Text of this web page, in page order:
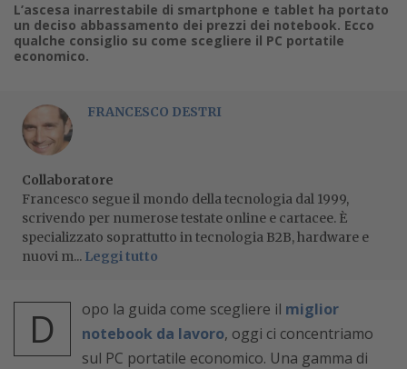
L’ascesa inarrestabile di smartphone e tablet ha portato
un deciso abbassamento dei prezzi dei notebook. Ecco
qualche consiglio su come scegliere il PC portatile
economico.
FRANCESCO DESTRI
Collaboratore
Francesco segue il mondo della tecnologia dal 1999,
scrivendo per numerose testate online e cartacee. È
specializzato soprattutto in tecnologia B2B, hardware e
nuovi m... Leggi tutto
D opo la guida come scegliere il miglior
notebook da lavoro, oggi ci concentriamo
sul PC portatile economico. Una gamma di